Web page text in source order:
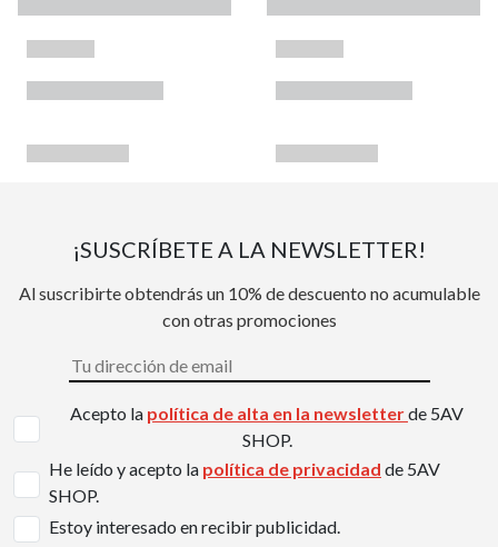
¡SUSCRÍBETE A LA NEWSLETTER!
Al suscribirte obtendrás un 10% de descuento no acumulable
con otras promociones
Acepto la política de alta en la newsletterde 5AV
SHOP.
He leído y acepto la política de privacidad de 5AV
SHOP.
Estoy interesado en recibir publicidad.